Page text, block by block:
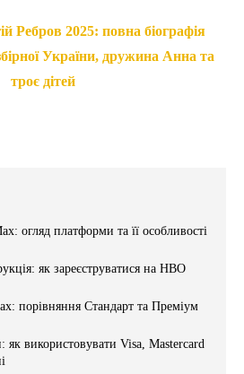
Ребров 2025: повна біографія
України, дружина Анна та
троє дітей
огляд платформи та її особливості
як зареєструватися на HBO
порівняння Стандарт та Преміум
як використовувати Visa, Mastercard